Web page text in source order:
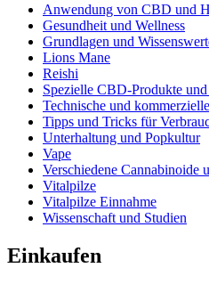
Anwendung von CBD und
Gesundheit und Wellness
Grundlagen und
Lions Mane
Reishi
Spezielle CBD-Produkte
Technische und
Tipps und Tricks für
Unterhaltung und Popkultur
Vape
Verschiedene Cannabinoide
Vitalpilze
Vitalpilze Einnahme
Wissenschaft und Studien
Einkaufen